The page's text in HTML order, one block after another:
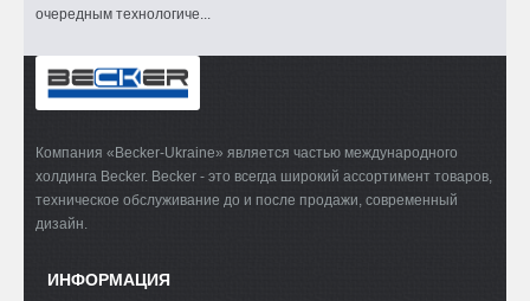
очередным технологиче...
Компания «Becker-Ukraine» является частью международного
холдинга Becker. Becker - это всегда широкий ассортимент товаров,
техническое обслуживание до и после продажи, современный
дизайн.
ИНФОРМАЦИЯ